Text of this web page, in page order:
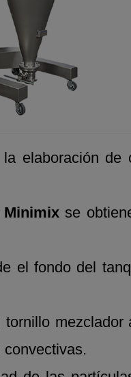
elaboración de
se
el fondo del